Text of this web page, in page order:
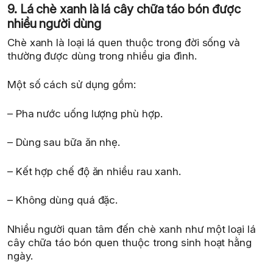
9. Lá chè xanh là lá cây chữa táo bón được
nhiều người dùng
Chè xanh là loại lá quen thuộc trong đời sống và
thường được dùng trong nhiều gia đình.
Một số cách sử dụng gồm:
– Pha nước uống lượng phù hợp.
– Dùng sau bữa ăn nhẹ.
– Kết hợp chế độ ăn nhiều rau xanh.
– Không dùng quá đặc.
Nhiều người quan tâm đến chè xanh như một loại lá
cây chữa táo bón quen thuộc trong sinh hoạt hằng
ngày.